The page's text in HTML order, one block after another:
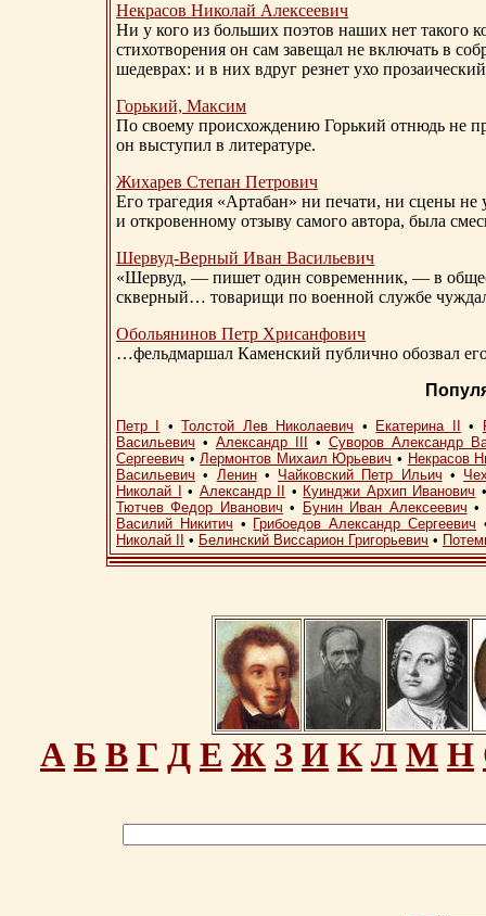
Некрасов Николай Алексеевич
Ни у кого из больших поэтов наших нет такого
стихотворения он сам завещал не включать в
шедеврах: и в них вдруг резнет ухо
Горький, Максим
По своему происхождению Горький отнюдь не
он выступил в литературе.
Жихарев Степан Петрович
Его трагедия «Артабан» ни печати, ни сцены
и откровенному отзыву самого автора, была
Шервуд-Верный Иван Васильевич
«Шервуд, — пишет один современник, — в
скверный… товарищи по военной службе
Обольянинов Петр Хрисанфович
…фельдмаршал Каменский публично обозвал
Петр I •Толстой Лев Николаевич • Екатерина II •
Васильевич • Александр III • Суворов Александр
Сергеевич •Лермонтов Михаил Юрьевич • Некрасов
Васильевич • Ленин• Чайковский Петр Ильич •
Николай I
• Александр II • Куинджи Архип Иванович
Тютчев Федор Иванович • Бунин Иван Алексеевич •
Василий Никитич • Грибоедов Александр Сергеевич
Николай II
• Белинский Виссарион Григорьевич •
А Б В Г Д Е Ж З И К Л М Н